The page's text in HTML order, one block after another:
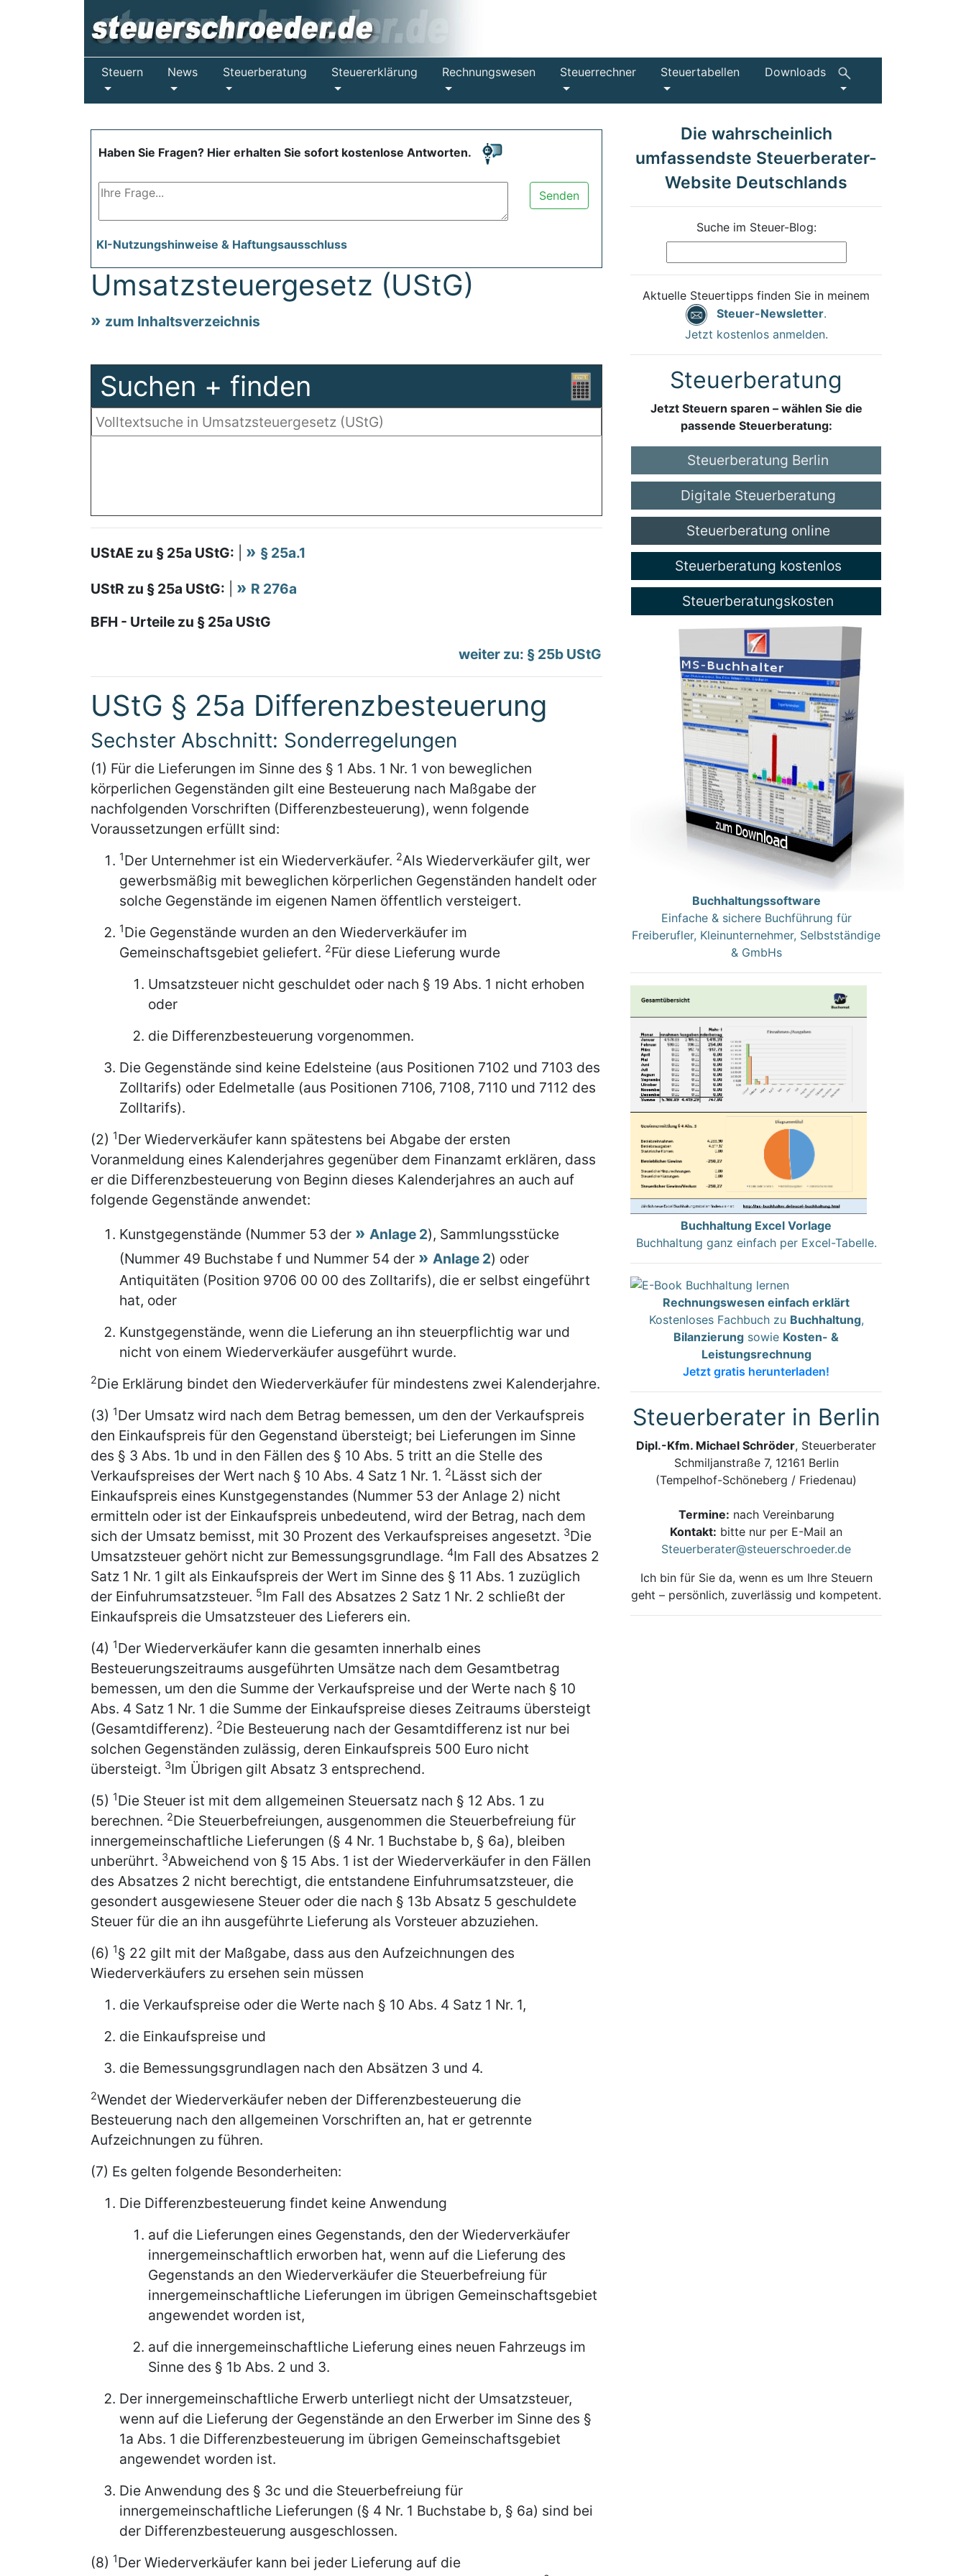
Steuern News Steuerberatung Steuererklärung Rechnungswesen Steuerrechner Steuertabellen Downloads
Haben Sie Fragen? Hier erhalten Sie sofort kostenlose Antworten.
Senden
KI-Nutzungshinweise & Haftungsausschluss
Umsatzsteuergesetz (UStG)
zum Inhaltsverzeichnis
Suchen + finden
UStAE zu § 25a UStG: § 25a.1
UStR zu § 25a UStG:
R 276a
BFH - Urteile zu § 25a UStG
weiter zu: § 25b UStG
UStG § 25a Differenzbesteuerung
Sechster Abschnitt: Sonderregelungen
(1) Für die Lieferungen im Sinne des § 1 Abs. 1 Nr. 1 von beweglichen
körperlichen Gegenständen gilt eine Besteuerung nach Maßgabe der
nachfolgenden Vorschriften (Differenzbesteuerung), wenn folgende
Voraussetzungen erfüllt sind:
1Der Unternehmer ist ein Wiederverkäufer. 2Als Wiederverkäufer gilt, wer
gewerbsmäßig mit beweglichen körperlichen Gegenständen handelt oder
solche Gegenstände im eigenen Namen öffentlich versteigert.
1Die Gegenstände wurden an den Wiederverkäufer im
Gemeinschaftsgebiet geliefert. 2Für diese Lieferung wurde
Umsatzsteuer nicht geschuldet oder nach § 19 Abs. 1 nicht erhoben
oder
die Differenzbesteuerung vorgenommen.
Die Gegenstände sind keine Edelsteine (aus Positionen 7102 und 7103 des
Zolltarifs) oder Edelmetalle (aus Positionen 7106, 7108, 7110 und 7112 des
Zolltarifs).
(2) 1Der Wiederverkäufer kann spätestens bei Abgabe der ersten
Voranmeldung eines Kalenderjahres gegenüber dem Finanzamt erklären, dass
er die Differenzbesteuerung von Beginn dieses Kalenderjahres an auch auf
folgende Gegenstände anwendet:
Kunstgegenstände (Nummer 53 der
Anlage 2), Sammlungsstücke
(Nummer 49 Buchstabe f und Nummer 54 der
Anlage 2) oder
Antiquitäten (Position 9706 00 00 des Zolltarifs), die er selbst eingeführt
hat, oder
Kunstgegenstände, wenn die Lieferung an ihn steuerpflichtig war und
nicht von einem Wiederverkäufer ausgeführt wurde.
2Die Erklärung bindet den Wiederverkäufer für mindestens zwei Kalenderjahre.
(3) 1Der Umsatz wird nach dem Betrag bemessen, um den der Verkaufspreis
den Einkaufspreis für den Gegenstand übersteigt; bei Lieferungen im Sinne
des § 3 Abs. 1b und in den Fällen des § 10 Abs. 5 tritt an die Stelle des
Verkaufspreises der Wert nach § 10 Abs. 4 Satz 1 Nr. 1. 2Lässt sich der
Einkaufspreis eines Kunstgegenstandes (Nummer 53 der Anlage 2) nicht
ermitteln oder ist der Einkaufspreis unbedeutend, wird der Betrag, nach dem
sich der Umsatz bemisst, mit 30 Prozent des Verkaufspreises angesetzt. 3Die
Umsatzsteuer gehört nicht zur Bemessungsgrundlage. 4Im Fall des Absatzes 2
Satz 1 Nr. 1 gilt als Einkaufspreis der Wert im Sinne des § 11 Abs. 1 zuzüglich
der Einfuhrumsatzsteuer. 5Im Fall des Absatzes 2 Satz 1 Nr. 2 schließt der
Einkaufspreis die Umsatzsteuer des Lieferers ein.
(4) 1Der Wiederverkäufer kann die gesamten innerhalb eines
Besteuerungszeitraums ausgeführten Umsätze nach dem Gesamtbetrag
bemessen, um den die Summe der Verkaufspreise und der Werte nach § 10
Abs. 4 Satz 1 Nr. 1 die Summe der Einkaufspreise dieses Zeitraums übersteigt
(Gesamtdifferenz). 2Die Besteuerung nach der Gesamtdifferenz ist nur bei
solchen Gegenständen zulässig, deren Einkaufspreis 500 Euro nicht
übersteigt. 3Im Übrigen gilt Absatz 3 entsprechend.
(5) 1Die Steuer ist mit dem allgemeinen Steuersatz nach § 12 Abs. 1 zu
berechnen. 2Die Steuerbefreiungen, ausgenommen die Steuerbefreiung für
innergemeinschaftliche Lieferungen (§ 4 Nr. 1 Buchstabe b, § 6a), bleiben
unberührt. 3Abweichend von § 15 Abs. 1 ist der Wiederverkäufer in den Fällen
des Absatzes 2 nicht berechtigt, die entstandene Einfuhrumsatzsteuer, die
gesondert ausgewiesene Steuer oder die nach § 13b Absatz 5 geschuldete
Steuer für die an ihn ausgeführte Lieferung als Vorsteuer abzuziehen.
(6) 1§ 22 gilt mit der Maßgabe, dass aus den Aufzeichnungen des
Wiederverkäufers zu ersehen sein müssen
die Verkaufspreise oder die Werte nach § 10 Abs. 4 Satz 1 Nr. 1,
die Einkaufspreise und
die Bemessungsgrundlagen nach den Absätzen 3 und 4.
2Wendet der Wiederverkäufer neben der Differenzbesteuerung die
Besteuerung nach den allgemeinen Vorschriften an, hat er getrennte
Aufzeichnungen zu führen.
(7) Es gelten folgende Besonderheiten:
Die Differenzbesteuerung findet keine Anwendung
auf die Lieferungen eines Gegenstands, den der Wiederverkäufer
innergemeinschaftlich erworben hat, wenn auf die Lieferung des
Gegenstands an den Wiederverkäufer die Steuerbefreiung für
innergemeinschaftliche Lieferungen im übrigen Gemeinschaftsgebiet
angewendet worden ist,
auf die innergemeinschaftliche Lieferung eines neuen Fahrzeugs im
Sinne des § 1b Abs. 2 und 3.
Der innergemeinschaftliche Erwerb unterliegt nicht der Umsatzsteuer,
wenn auf die Lieferung der Gegenstände an den Erwerber im Sinne des §
1a Abs. 1 die Differenzbesteuerung im übrigen Gemeinschaftsgebiet
angewendet worden ist.
Die Anwendung des § 3c und die Steuerbefreiung für
innergemeinschaftliche Lieferungen (§ 4 Nr. 1 Buchstabe b, § 6a) sind bei
der Differenzbesteuerung ausgeschlossen.
(8) 1Der Wiederverkäufer kann bei jeder Lieferung auf die
Die wahrscheinlich
umfassendste Steuerberater-
Website Deutschlands
Suche im Steuer-Blog:
Aktuelle Steuertipps finden Sie in meinem
Steuer-Newsletter.
Jetzt kostenlos anmelden.
Steuerberatung
Jetzt Steuern sparen – wählen Sie die
passende Steuerberatung:
Steuerberatung Berlin
Digitale Steuerberatung
Steuerberatung online
Steuerberatung kostenlos
Steuerberatungskosten
Buchhaltungssoftware
Einfache & sichere Buchführung für
Freiberufler, Kleinunternehmer, Selbstständige
& GmbHs
Buchhaltung Excel Vorlage
Buchhaltung ganz einfach per Excel-Tabelle.
Rechnungswesen einfach erklärt
Kostenloses Fachbuch zu Buchhaltung,
Bilanzierung sowie Kosten- &
Leistungsrechnung
Jetzt gratis herunterladen!
Steuerberater in Berlin
Dipl.-Kfm. Michael Schröder, Steuerberater
Schmiljanstraße 7, 12161 Berlin
(Tempelhof-Schöneberg / Friedenau)
Termine: nach Vereinbarung
Kontakt: bitte nur per E-Mail an
Steuerberater@steuerschroeder.de
Ich bin für Sie da, wenn es um Ihre Steuern
geht – persönlich, zuverlässig und kompetent.